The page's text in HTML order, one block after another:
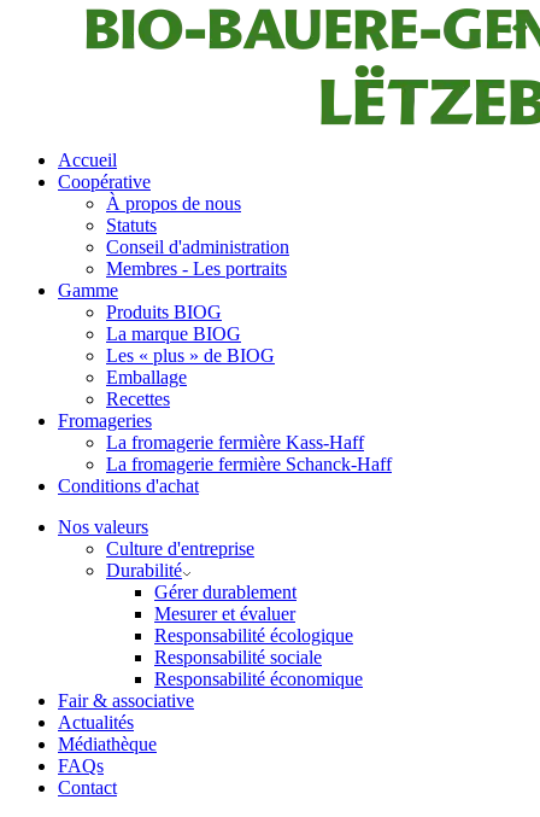
Accueil
Coopérative
À propos de nous
Statuts
Conseil d'administration
Membres - Les portraits
Gamme
Produits BIOG
La marque BIOG
Les « plus » de BIOG
Emballage
Recettes
Fromageries
La fromagerie fermière Kass-Haff
La fromagerie fermière Schanck-Haff
Conditions d'achat
Nos valeurs
Culture d'entreprise
Durabilité
Gérer durablement
Mesurer et évaluer
Responsabilité écologique
Responsabilité sociale
Responsabilité économique
Fair & associative
Actualités
Médiathèque
FAQs
Contact